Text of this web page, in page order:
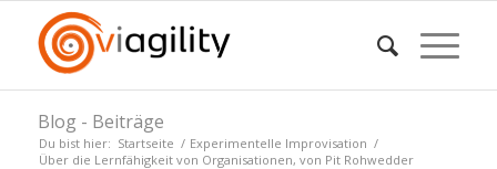
Blog - Beiträge
Du bist hier: Startseite / Experimentelle Improvisation /
Über die Lernfähigkeit von Organisationen, von Pit Rohwedder